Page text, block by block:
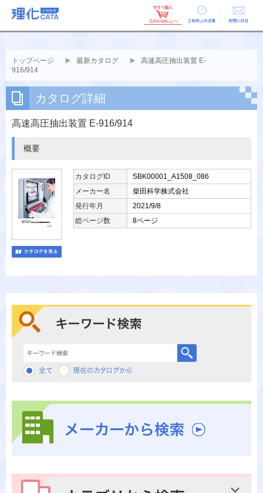
ご利用上の お問い合せ
トップページ 最新カタログ
高速高圧抽出装置 E-
916/914
カタログ詳細
高速高圧抽出装置 E-916/914
概要
カタログID
SBK00001_A1508_086
メーカー名
柴田科学株式会社
発行年月
2021/9/8
総ページ数
8ページ
キーワード検索